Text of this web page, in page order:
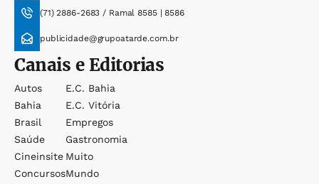
(71) 2886-2683 / Ramal 8585 | 8586
publicidade@grupoatarde.com.br
Canais e Editorias
Autos
Bahia
Brasil
Saúde
Cineinsite
Concursos
E.c. Bahia
E.c. Vitória
Empregos
Gastronomia
Muito
Mundo